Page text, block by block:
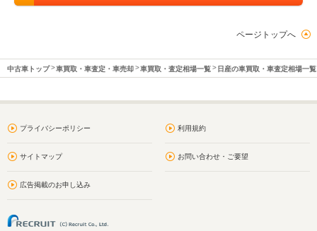
ページトップへ
中古車トップ 車買取・車査定・車売却 車買取・査定相場一覧 日産の車買取・車査定相場一覧
プライバシーポリシー 利用規約
サイトマップ お問い合わせ・ご要望
広告掲載のお申し込み